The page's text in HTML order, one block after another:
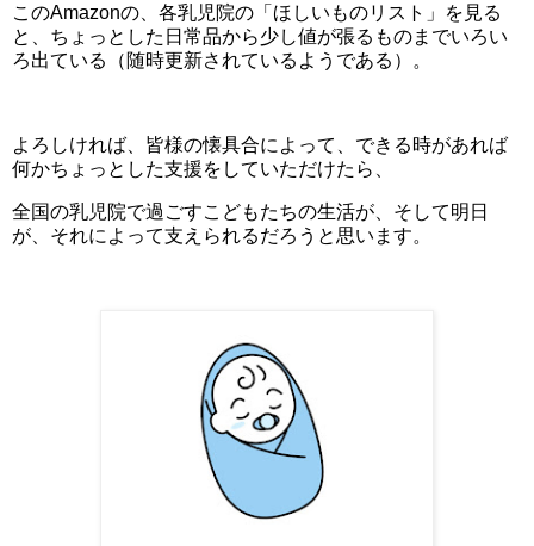
このAmazonの、各乳児院の「ほしいものリスト」を見る
と、ちょっとした日常品から少し値が張るものまでいろい
ろ出ている（随時更新されているようである）。
よろしければ、皆様の懐具合によって、できる時があれば
何かちょっとした支援をしていただけたら、
全国の乳児院で過ごすこどもたちの生活が、そして明日
が、それによって支えられるだろうと思います。